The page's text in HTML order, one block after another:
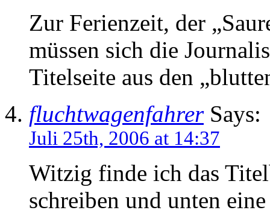
Zur Ferienzeit, der
müssen sich die
Titelseite aus den
fluchtwagenfahrerSays:
Juli 25th, 2006 at 14:37
Witzig finde ich das
schreiben und unten